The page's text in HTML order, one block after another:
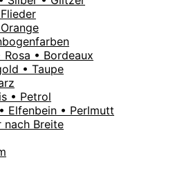
Rosa • Bordeaux
• Taupe
• Petrol
Elfenbein • Perlmutt
nach Breite